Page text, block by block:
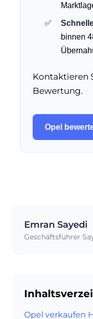
binnen
Kontaktieren
Bewertung.
Opel
Emran Sayedi
Geschäftsführer
Opel verkaufen